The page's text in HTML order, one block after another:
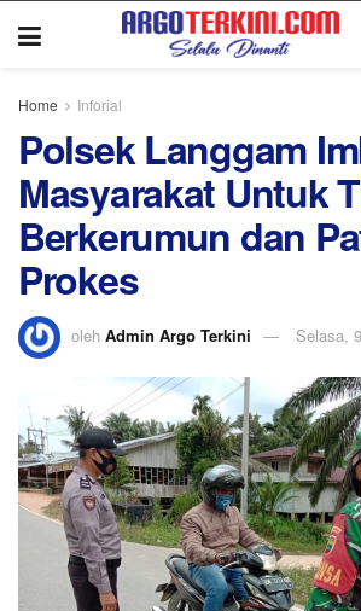
Home Inforial
Polsek Langgam
Masyarakat Untuk
Berkerumun dan
Prokes
oleh Admin Argo Terkini Selasa,